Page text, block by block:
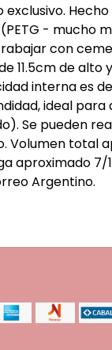
exclusivo.
- mucho
con
11.5cm de alto
interna es
ideal
Se pueden
Volumen total
aproximado 7/
Argentino.